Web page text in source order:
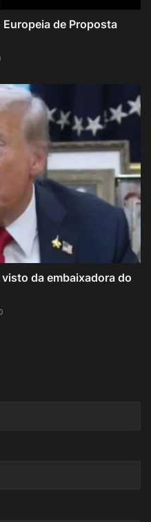
de Proposta
da embaixadora do